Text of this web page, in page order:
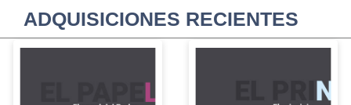
ADQUISICIONES RECIENTES